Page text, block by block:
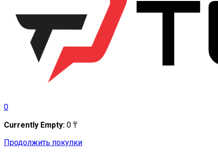
0
Currently Empty: 0 ₸
Продолжить покупки